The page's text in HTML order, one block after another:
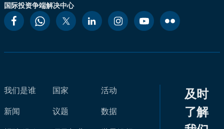
国际投资争端解决中心
我们是谁
新闻
国家
议题
活动
数据
及时
了解